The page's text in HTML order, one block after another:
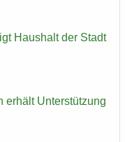
Haus­halt der Stadt
er­hält Un­ter­stüt­zung